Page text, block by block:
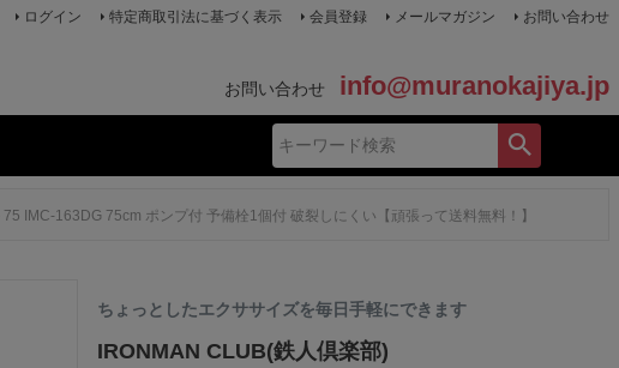
ログイン 特定商取引法に基づく表示 会員登録 メールマガジン お問い合わせ
お問い合わせ info@muranokajiya.jp
IMC-163DG 75cm ポンプ付 予備栓1個付 破裂しにくい【頑張って送料無料！】
ちょっとしたエクササイズを毎日手軽にできます
IRONMAN CLUB(鉄人倶楽部)